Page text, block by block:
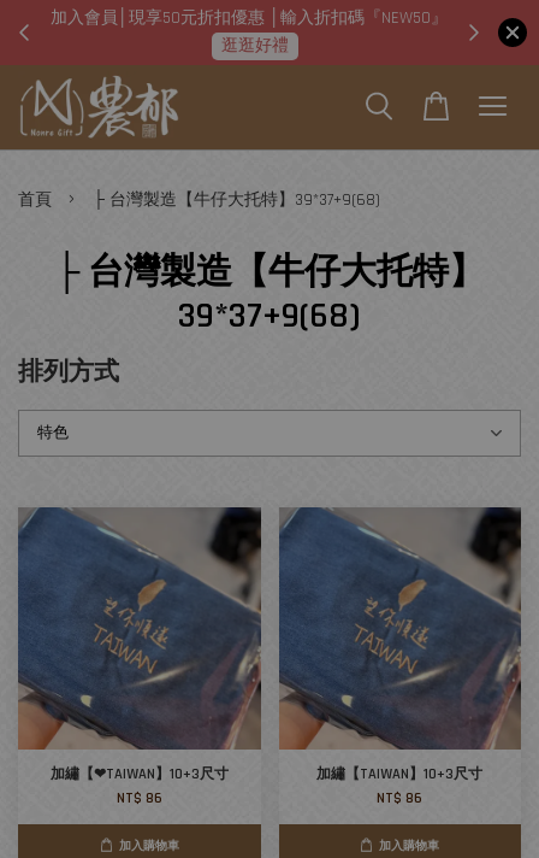
加入會員│現享50元折扣優惠 │輸入折扣碼『NEW50』
逛逛好禮
即日
首頁 › ├ 台灣製造【牛仔大托特】39*37+9(68)
├ 台灣製造【牛仔大托特】
39*37+9(68)
排列方式
加繡【❤TAIWAN】10+3尺寸
NT$ 86
加入購物車
加繡【TAIWAN】10+3尺寸
NT$ 86
加入購物車